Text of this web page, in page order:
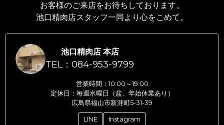
お客様のご来店をお待ちしております。
池口精肉店スタッフ一同より心をこめて。
池口精肉店 本店
TEL：084-953-9799
営業時間：10:00～19:00
定休日：毎週水曜日（盆、年始休業あり）
広島県福山市新涯町5-31-39
LINE Instagram